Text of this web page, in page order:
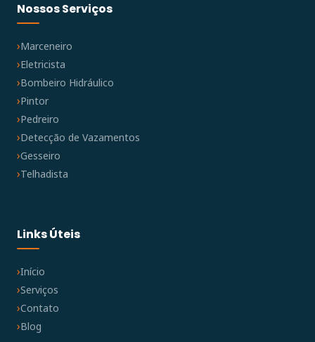
Nossos Serviços
Marceneiro
Eletricista
Bombeiro Hidráulico
Pintor
Pedreiro
Detecção de Vazamentos
Gesseiro
Telhadista
Links Úteis
Início
Serviços
Contato
Blog